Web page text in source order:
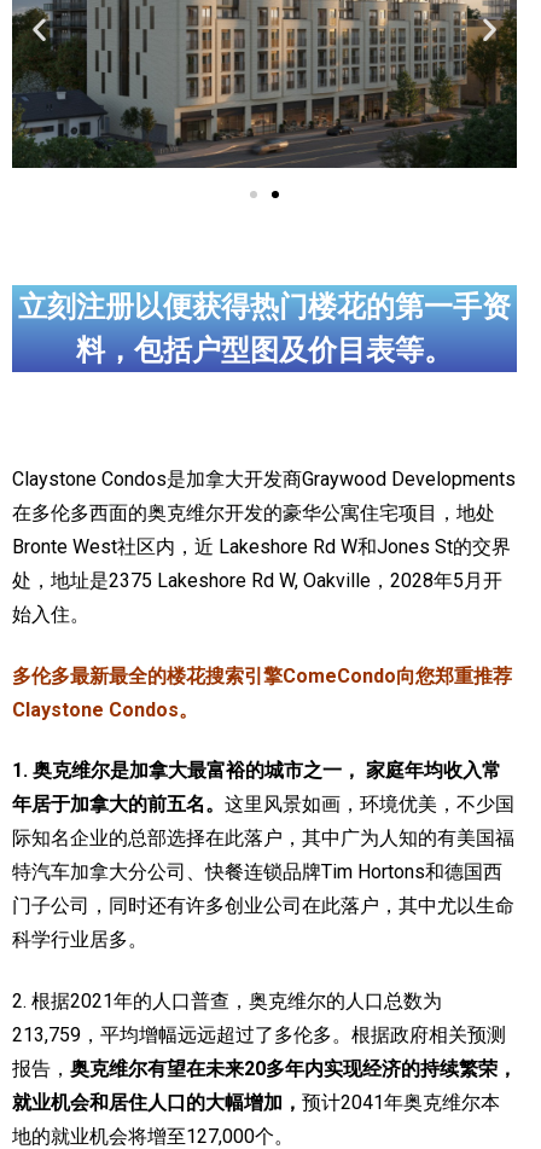
大多伦多医疗机构
加拿大银行贷款机构
大多伦多交通网络
常用查询工具
走近加拿大
为什么移民加拿大
定居安大略省
安大略省免费医疗保险
加拿大的福利制度
立刻注册以便获得热门楼花的第一手资
料，包括户型图及价目表等。
Claystone Condos是加拿大开发商Graywood Developments
在多伦多西面的奥克维尔开发的豪华公寓住宅项目，地处
Bronte West社区内，近 Lakeshore Rd W和Jones St的交界
处，地址是2375 Lakeshore Rd W, Oakville，2028年5月开
始入住。
多伦多最新最全的楼花搜索引擎ComeCondo向您郑重推荐
Claystone Condos。
1. 奥克维尔是加拿大最富裕的城市之一， 家庭年均收入常
年居于加拿大的前五名。 这里风景如画，环境优美，不少国
际知名企业的总部选择在此落户，其中广为人知的有美国福
特汽车加拿大分公司、快餐连锁品牌Tim Hortons和德国西
门子公司，同时还有许多创业公司在此落户，其中尤以生命
科学行业居多。
2. 根据2021年的人口普查，奥克维尔的人口总数为
213,759，平均增幅远远超过了多伦多。根据政府相关预测
报告， 奥克维尔有望在未来20多年内实现经济的持续繁荣，
就业机会和居住人口的大幅增加， 预计2041年奥克维尔本
地的就业机会将增至127,000个。